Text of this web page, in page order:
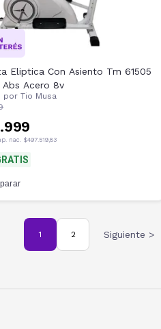
Eliptica Con Asiento Tm 61505
Abs Acero 8v
por Tio Musa
nac. $497.519,83
1 2 Siguiente >